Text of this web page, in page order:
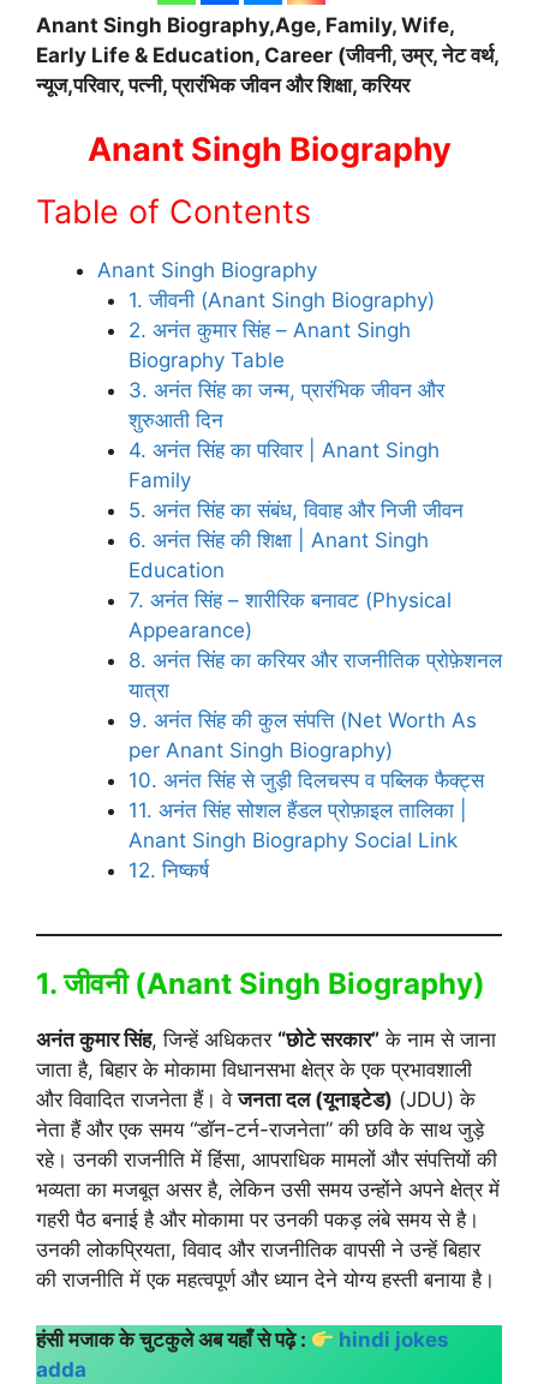
Anant Singh Biography,Age, Family, Wife,
Early Life & Education, Career (जीवनी, उम्र, नेट वर्थ,
न्यूज,परिवार, पत्नी, प्रारंभिक जीवन और शिक्षा, करियर
Anant Singh Biography
Table of Contents
Anant Singh Biography
1. जीवनी (Anant Singh Biography)
2. अनंत कुमार सिंह – Anant Singh
Biography Table
3. अनंत सिंह का जन्म, प्रारंभिक जीवन और
शुरुआती दिन
4. अनंत सिंह का परिवार | Anant Singh
Family
5. अनंत सिंह का संबंध, विवाह और निजी जीवन
6. अनंत सिंह की शिक्षा | Anant Singh
Education
7. अनंत सिंह – शारीरिक बनावट (Physical
Appearance)
8. अनंत सिंह का करियर और राजनीतिक प्रोफ़ेशनल
यात्रा
9. अनंत सिंह की कुल संपत्ति (Net Worth As
per Anant Singh Biography)
10. अनंत सिंह से जुड़ी दिलचस्प व पब्लिक फैक्ट्स
11. अनंत सिंह सोशल हैंडल प्रोफ़ाइल तालिका |
Anant Singh Biography Social Link
12. निष्कर्ष
1. जीवनी (Anant Singh Biography)
अनंत कुमार सिंह, जिन्हें अधिकतर “छोटे सरकार” के नाम से जाना
जाता है, बिहार के मोकामा विधानसभा क्षेत्र के एक प्रभावशाली
और विवादित राजनेता हैं। वेजनता दल (यूनाइटेड) (JDU) के
नेता हैं और एक समय “डॉन-टर्न-राजनेता” की छवि के साथ जुड़े
रहे। उनकी राजनीति में हिंसा, आपराधिक मामलों और संपत्तियों की
भव्यता का मजबूत असर है, लेकिन उसी समय उन्होंने अपने क्षेत्र में
गहरी पैठ बनाई है और मोकामा पर उनकी पकड़ लंबे समय से है।
उनकी लोकप्रियता, विवाद और राजनीतिक वापसी ने उन्हें बिहार
की राजनीति में एक महत्वपूर्ण और ध्यान देने योग्य हस्ती बनाया है।
हंसी मजाक के चुटकुले अब यहाँ से पढ़े :
hindi jokes
adda